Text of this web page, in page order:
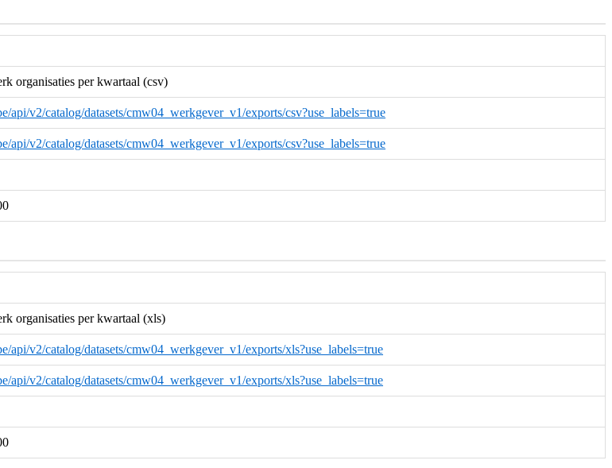
organisaties per kwartaal (csv)
api/v2/catalog/datasets/cmw04_werkgever_v1/exports/csv?use_labels=true
api/v2/catalog/datasets/cmw04_werkgever_v1/exports/csv?use_labels=true
organisaties per kwartaal (xls)
api/v2/catalog/datasets/cmw04_werkgever_v1/exports/xls?use_labels=true
api/v2/catalog/datasets/cmw04_werkgever_v1/exports/xls?use_labels=true